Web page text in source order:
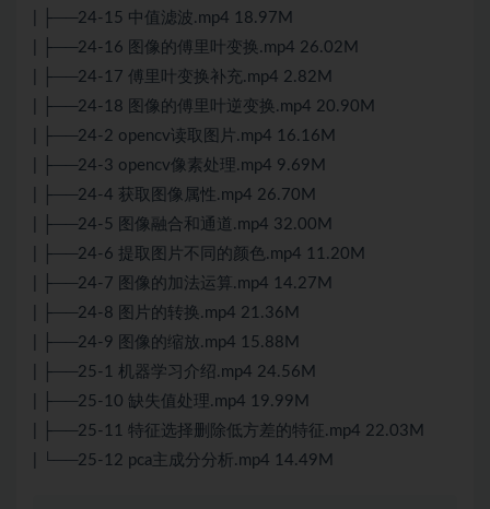
| ├──24-15 中值滤波.mp4 18.97M
| ├──24-16 图像的傅里叶变换.mp4 26.02M
| ├──24-17 傅里叶变换补充.mp4 2.82M
| ├──24-18 图像的傅里叶逆变换.mp4 20.90M
| ├──24-2 opencv读取图片.mp4 16.16M
| ├──24-3 opencv像素处理.mp4 9.69M
| ├──24-4 获取图像属性.mp4 26.70M
| ├──24-5 图像融合和通道.mp4 32.00M
| ├──24-6 提取图片不同的颜色.mp4 11.20M
| ├──24-7 图像的加法运算.mp4 14.27M
| ├──24-8 图片的转换.mp4 21.36M
| ├──24-9 图像的缩放.mp4 15.88M
| ├──25-1 机器学习介绍.mp4 24.56M
| ├──25-10 缺失值处理.mp4 19.99M
| ├──25-11 特征选择删除低方差的特征.mp4 22.03M
| └──25-12 pca主成分分析.mp4 14.49M